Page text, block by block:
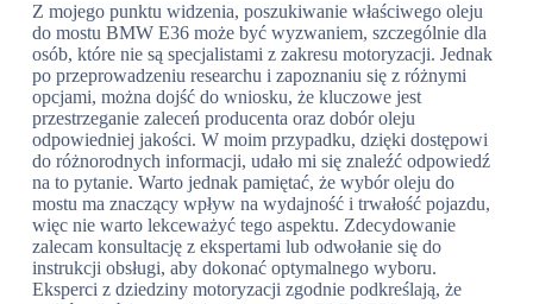
Z mojego punktu widzenia, poszukiwanie właściwego oleju
do mostu BMW E36 może być wyzwaniem, szczególnie dla
osób, które nie są specjalistami z zakresu motoryzacji. Jednak
po przeprowadzeniu researchu i zapoznaniu się z różnymi
opcjami, można dojść do wniosku, że kluczowe jest
przestrzeganie zaleceń producenta oraz dobór oleju
odpowiedniej jakości. W moim przypadku, dzięki dostępowi
do różnorodnych informacji, udało mi się znaleźć odpowiedź
na to pytanie. Warto jednak pamiętać, że wybór oleju do
mostu ma znaczący wpływ na wydajność i trwałość pojazdu,
więc nie warto lekceważyć tego aspektu. Zdecydowanie
zalecam konsultację z ekspertami lub odwołanie się do
instrukcji obsługi, aby dokonać optymalnego wyboru.
Eksperci z dziedziny motoryzacji zgodnie podkreślają, że